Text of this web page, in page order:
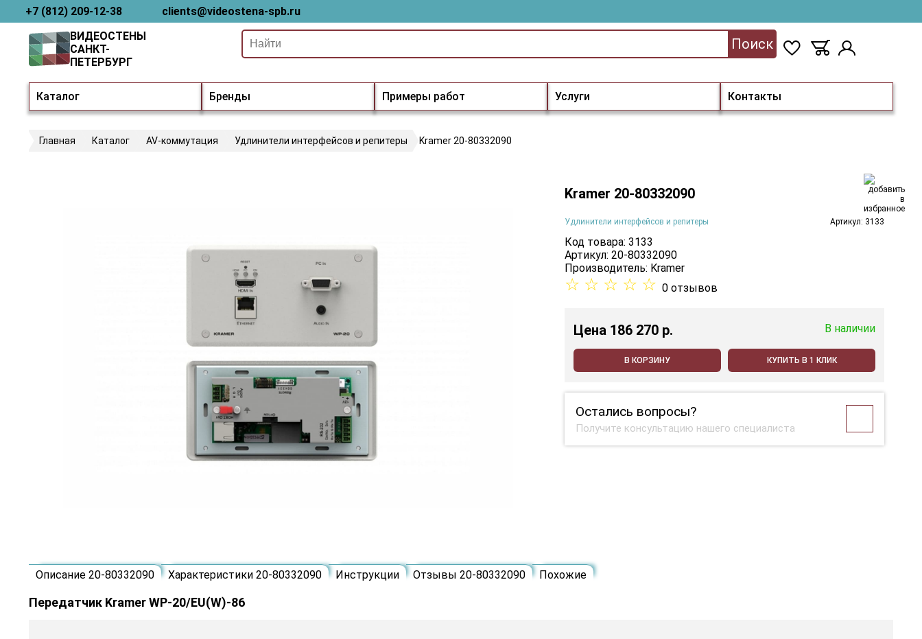
+7 (812) 209-12-38 clients@videostena-spb.ru
Каталог Бренды Примеры работ Услуги Контакты
ВИДЕОСТЕНЫ
САНКТ-
ПЕТЕРБУРГ
Поиск
Главная Каталог AV-коммутация Удлинители интерфейсов и репитеры Kramer 20-80332090
Kramer 20-80332090
Удлинители интерфейсов и репитеры Артикул: 3133
Код товара: 3133
Артикул: 20-80332090
Производитель: Kramer
☆ ☆ ☆ ☆ ☆ 0 отзывов
Цена 186 270 p. В наличии
В КОРЗИНУ КУПИТЬ В 1 КЛИК
Остались вопросы?
Получите консультацию нашего специалиста
Описание 20-80332090 Характеристики 20-80332090 Инструкции Отзывы 20-80332090 Похожие
Передатчик Kramer WP-20/EU(W)-86